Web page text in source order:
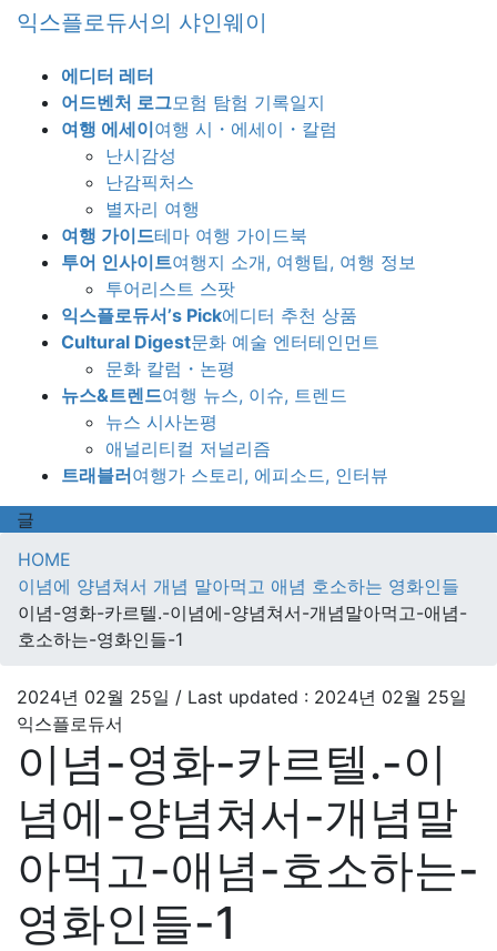
Skip
Skip
Navigation
익스플로듀서의 샤인웨이
에디터 레터
어드벤처 로그모험 탐험 기록일지
여행 에세이여행 시・에세이・칼럼
난시감성
난감픽처스
별자리 여행
여행 가이드테마 여행 가이드북
투어 인사이트여행지 소개, 여행팁, 여행 정보
투어리스트 스팟
익스플로듀서’s Pick에디터 추천 상품
Cultural Digest문화 예술 엔터테인먼트
문화 칼럼・논평
뉴스&트렌드여행 뉴스, 이슈, 트렌드
뉴스 시사논평
애널리티컬 저널리즘
트래블러여행가 스토리, 에피소드, 인터뷰
글
HOME
이념에 양념쳐서 개념 말아먹고 애념 호소하는 영화인들
이념-영화-카르텔.-이념에-양념쳐서-개념말아먹고-애념-
호소하는-영화인들-1
2024년 02월 25일 / Last updated : 2024년 02월 25일
익스플로듀서
이념-영화-카르텔.-이
념에-양념쳐서-개념말
아먹고-애념-호소하는-
영화인들-1